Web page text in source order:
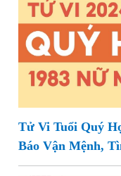
Tử Vi Tuổi Quý
Báo Vận Mệnh,